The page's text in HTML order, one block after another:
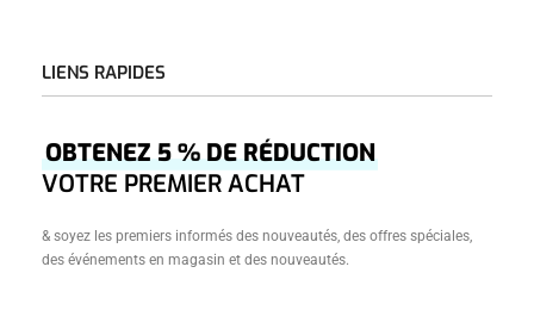
LIENS RAPIDES
Accueil
Â Propos
Créations
OBTENEZ 5 % DE RÉDUCTION
VOTRE PREMIER ACHAT
& soyez les premiers informés des nouveautés, des offres spéciales,
des événements en magasin et des nouveautés.